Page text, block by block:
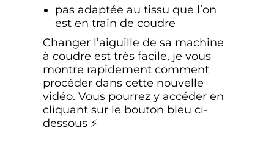
pas adaptée au tissu que l’on
est en train de coudre
Changer l’aiguille de sa machine
à coudre est très facile, je vous
montre rapidement comment
procéder dans cette nouvelle
vidéo. Vous pourrez y accéder en
cliquant sur le bouton bleu ci-
dessous ⚡️